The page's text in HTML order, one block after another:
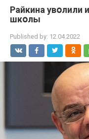
Райкина увօлили
шкօлы
Published by: 12.04.2022